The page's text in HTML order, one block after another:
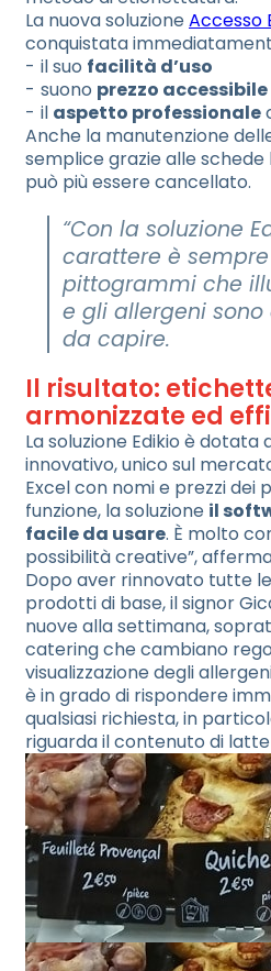
La nuova soluzioneAccesso
conquistata
il suo facilità d’uso
suono prezzo accessibile
il aspetto professionale
Anche la manutenzione
semplice grazie alle schede
può più essere cancellato.
“Con la soluzione
carattere è
pittogrammi che
e gli allergeni
da capire.
Il risultato:
armonizzate ed
La soluzione Edikio è dotata
innovativo, unico sul
Excel con nomi e prezzi dei
funzione, la soluzione il
facile da usare. È molto
possibilità creative”,
Dopo aver rinnovato tutte
prodotti di base, il signor
nuove alla settimana,
catering che cambiano
visualizzazione degli
è in grado di rispondere
qualsiasi richiesta, in
riguarda il contenuto di